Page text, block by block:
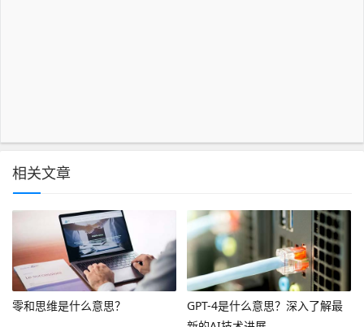
相关文章
零和思维是什么意思？
GPT-4是什么意思？深入了解最